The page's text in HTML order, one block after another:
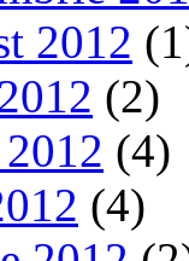
2012
(2)
(4)
(4)